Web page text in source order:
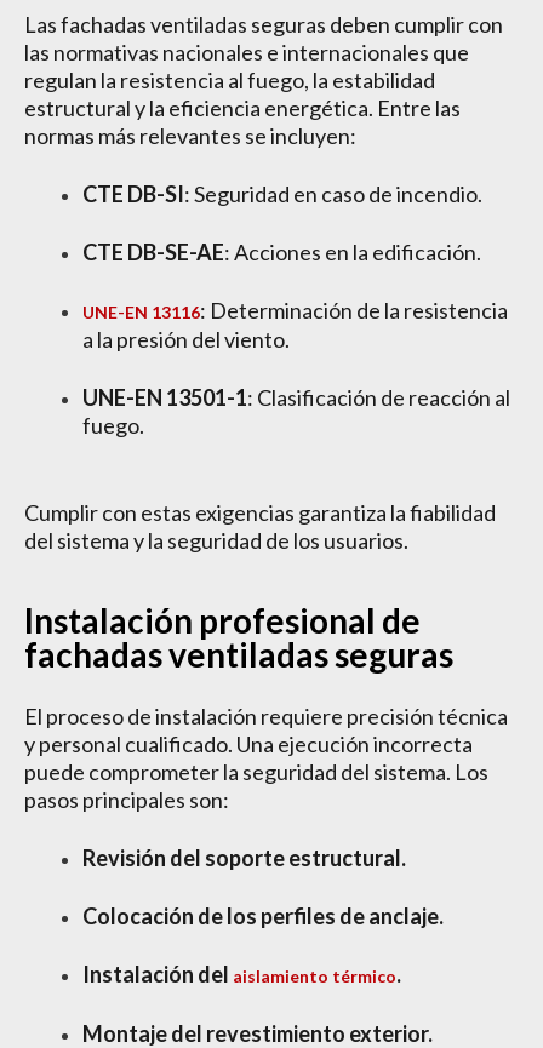
Las fachadas ventiladas seguras deben cumplir con
las normativas nacionales e internacionales que
regulan la resistencia al fuego, la estabilidad
estructural y la eficiencia energética. Entre las
normas más relevantes se incluyen:
CTE DB-SI: Seguridad en caso de incendio.
CTE DB-SE-AE: Acciones en la edificación.
UNE-EN 13116: Determinación de la resistencia
a la presión del viento.
UNE-EN 13501-1: Clasificación de reacción al
fuego.
Cumplir con estas exigencias garantiza la fiabilidad
del sistema y la seguridad de los usuarios.
Instalación profesional de
fachadas ventiladas seguras
El proceso de instalación requiere precisión técnica
y personal cualificado. Una ejecución incorrecta
puede comprometer la seguridad del sistema. Los
pasos principales son:
Revisión del soporte estructural.
Colocación de los perfiles de anclaje.
Instalación del aislamiento térmico.
Montaje del revestimiento exterior.